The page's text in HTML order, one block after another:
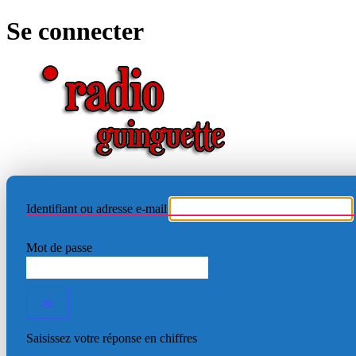
Se connecter
Identifiant ou adresse e-mail
Mot de passe
Saisissez votre réponse en chiffres